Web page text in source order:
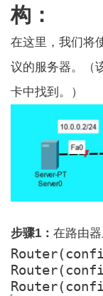
构：
在这里，我们将
议的服务器。（
卡中找到。）
步骤1：在路由